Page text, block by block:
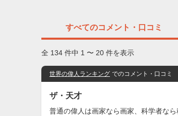
すべてのコメント・口コミ
全 134 件中 1 〜 20 件を表示
世界の偉人ランキング でのコメント・口コミ
ザ・天才
普通の偉人は画家なら画家、科学者な